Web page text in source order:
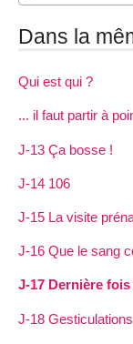
Dans la
Qui est qui ?
... il faut partir à
J-13 Ça bosse !
J-14 106
J-15 La visite
J-16 Que le sang
J-17 Dernière fois
J-18 Gesticulations